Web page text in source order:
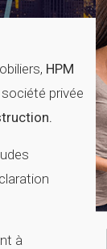
HPM
privée
à